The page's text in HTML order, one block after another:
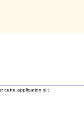
cette application si :